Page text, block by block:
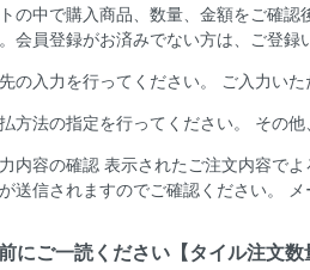
の中で購入商品、数量、金額をご確
会員登録がお済みでない方は、ご登録
の入力を行ってください。 ご入力い
方法の指定を行ってください。 その
内容の確認 表示されたご注文内容で
送信されますのでご確認ください。
にご一読ください【タイル注文数